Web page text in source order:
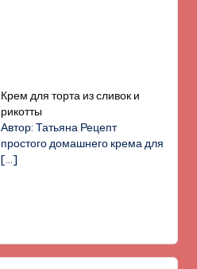
Крем для торта из сливок и
рикотты
Автор: Татьяна Рецепт
простого домашнего крема для
[…]